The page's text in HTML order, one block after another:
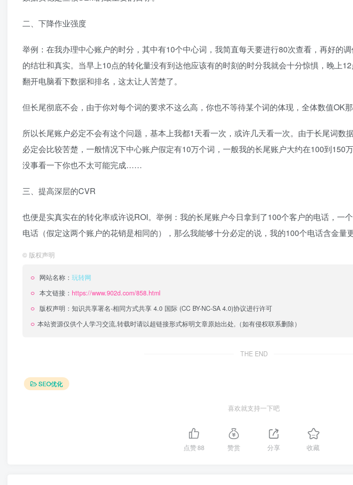
二、下降作业强度
举例：在我办理中心账户的时分，其中有10个中心词，我简直每天要进行80次查看，再好的
的结壮和真实。当早上10点的转化量没有到达他应该有的时刻的时分我就会十分惊惧，晚上
翻开电脑看下数据和排名，这太让人苦楚了。
但长尾彻底不会，由于你对每个词的要求不这么高，你也不等待某个词的体现，全体数值OK那
所以长尾账户必定不会有这个问题，基本上我都1天看一次，或许几天看一次。由于长尾词数
必定会比较苦楚，一般情况下中心账户假定有10万个词，一般我的长尾账户大约在100到150
没事看一下你也不太可能完成……
三、提高深层的CVR
也便是实真实在的转化率或许说ROI。举例：我的长尾账户今日拿到了100个客户的电话，一
电话（假定这两个账户的花销是相同的），那么我能够十分必定的说，我的100个电话含金量
© 版权声明
网站名称： 玩转网
本文链接： https://www.902d.com/858.html
版权声明： 知识共享署名-相同方式共享 4.0 国际 (CC BY-NC-SA 4.0)协议进行许可
本站资源仅供个人学习交流,转载时请以超链接形式标明文章原始出处,（如有侵权联系删除）
THE END
SEO优化
喜欢就支持一下吧
点赞88 赞赏 分享 收藏